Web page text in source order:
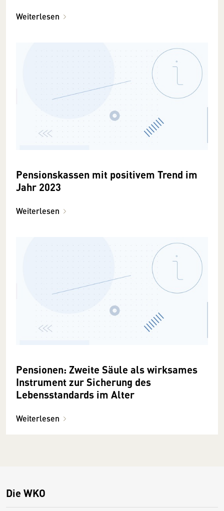
Weiterlesen
Pensionskassen mit positivem Trend im
Jahr 2023
Weiterlesen
Pensionen: Zweite Säule als wirksames
Instrument zur Sicherung des
Lebensstandards im Alter
Weiterlesen
Die WKO